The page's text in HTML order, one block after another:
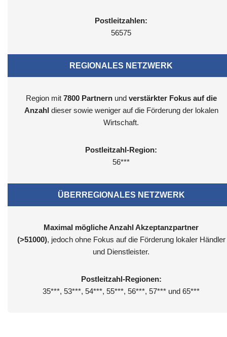
Postleitzahlen:
56575
REGIONALES NETZWERK
Region mit 7800 Partnernund verstärkter Fokus auf die
Anzahl dieser sowie weniger auf die Förderung der lokalen
Wirtschaft.
Postleitzahl-Region:
56***
ÜBERREGIONALES NETZWERK
Maximal mögliche Anzahl Akzeptanzpartner
(>51000), jedoch ohne Fokus auf die Förderung lokaler Händler
und Dienstleister.
Postleitzahl-Regionen:
35***, 53***, 54***, 55***, 56***, 57*** und 65***